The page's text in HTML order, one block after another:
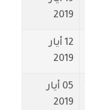
2019
12 أيار
2019
05 أيار
2019